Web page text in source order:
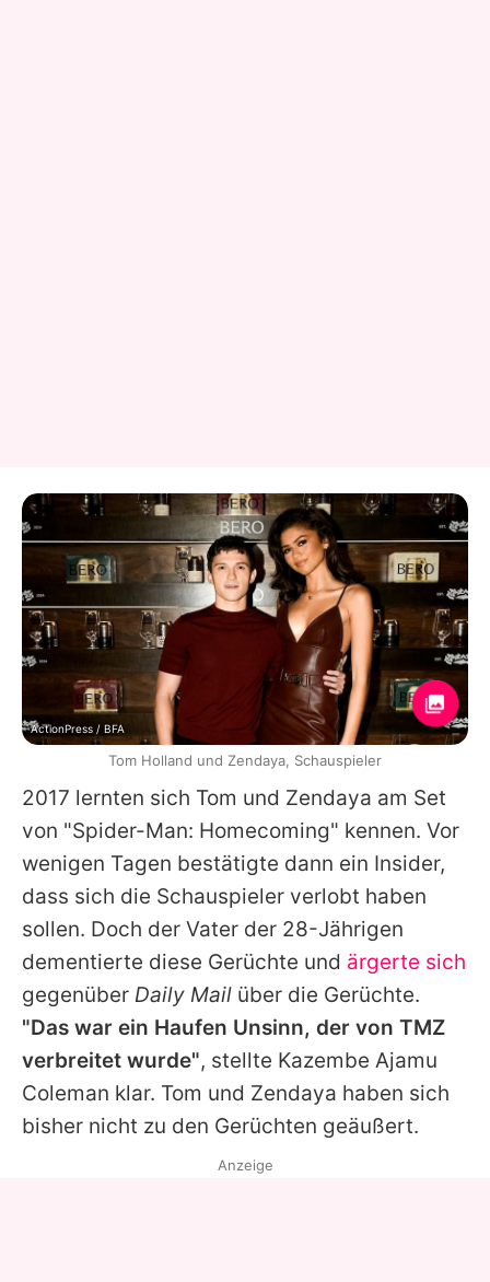
2017 lernten sich Tom und Zendaya am Set
von "Spider-Man: Homecoming" kennen. Vor
wenigen Tagen bestätigte dann ein Insider,
dass sich die Schauspieler verlobt haben
sollen. Doch der Vater der 28-Jährigen
dementierte diese Gerüchte und ärgerte sich
gegenüber Daily Mail über die Gerüchte.
"Das war ein Haufen Unsinn, der von TMZ
verbreitet wurde", stellte Kazembe Ajamu
Coleman klar. Tom und Zendaya haben sich
bisher nicht zu den Gerüchten geäußert.
ActionPress / BFA
Tom Holland und Zendaya, Schauspieler
Anzeige